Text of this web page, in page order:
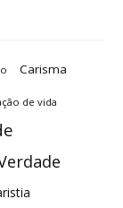
Carisma
de vida